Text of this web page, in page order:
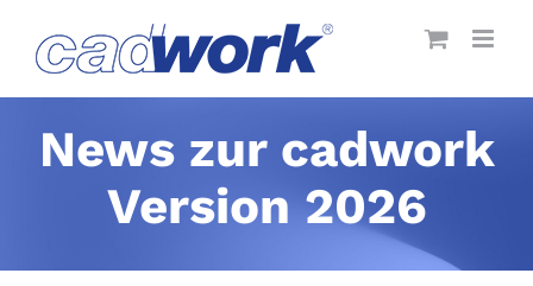
content
News zur cadwork
Version 2026